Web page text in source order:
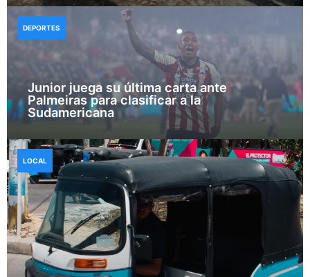
Junior juega su última carta ante
Palmeiras para clasificar a la
Sudamericana
DEPORTES
LOCAL